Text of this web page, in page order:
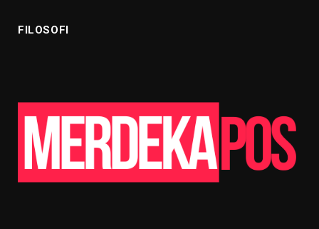
FILOSOFI